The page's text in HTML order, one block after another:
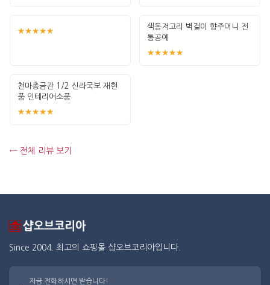
★★★★★
색동저고리 벽걸이 향주머니 전
통공예
★★★★★
천마총금관 1/2 신라국보 재현
품 인테리어소품
★★★★★
← 전체 리뷰 보기
Since 2004. 최고의 쇼핑몰 샵오브코리아입니다.
지금 전화하시면 받습니다!